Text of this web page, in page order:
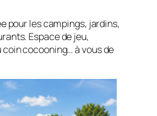
pour les campings, jardins,
Espace de jeu,
cocooning… à vous de